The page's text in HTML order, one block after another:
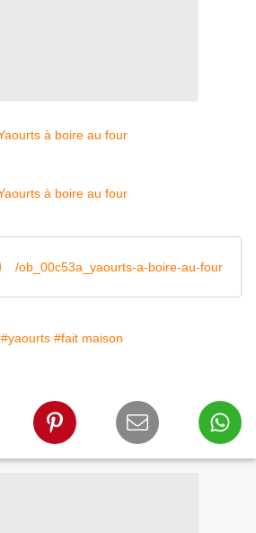
/ob_00c53a_yaourts-a-boire-au-four
#yaourts #fait maison